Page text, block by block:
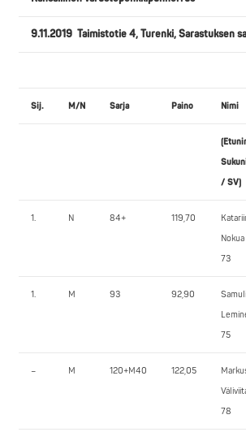
9.11.2019 Taimistotie 4, Turenki, Sarastuksen
Sij. M/N Sarja Paino Nimi
/ SV)
1. N 84+ 119,70
73
1. M 93 92,90
Samuli
75
– M 120+M40 122,05
78